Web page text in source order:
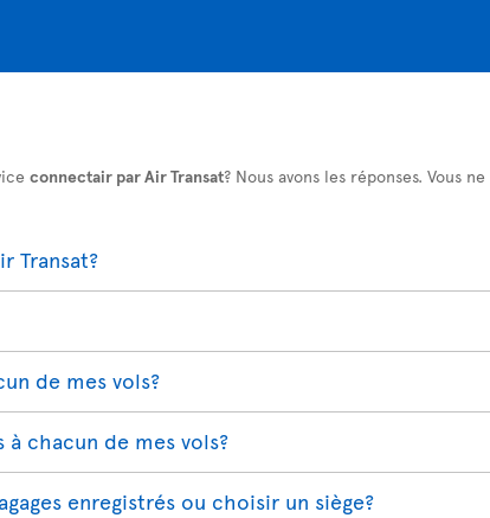
connectair par Air Transat? Nous avons les réponses. Vous
Transat?
de mes vols?
chacun de mes vols?
enregistrés ou choisir un siège?